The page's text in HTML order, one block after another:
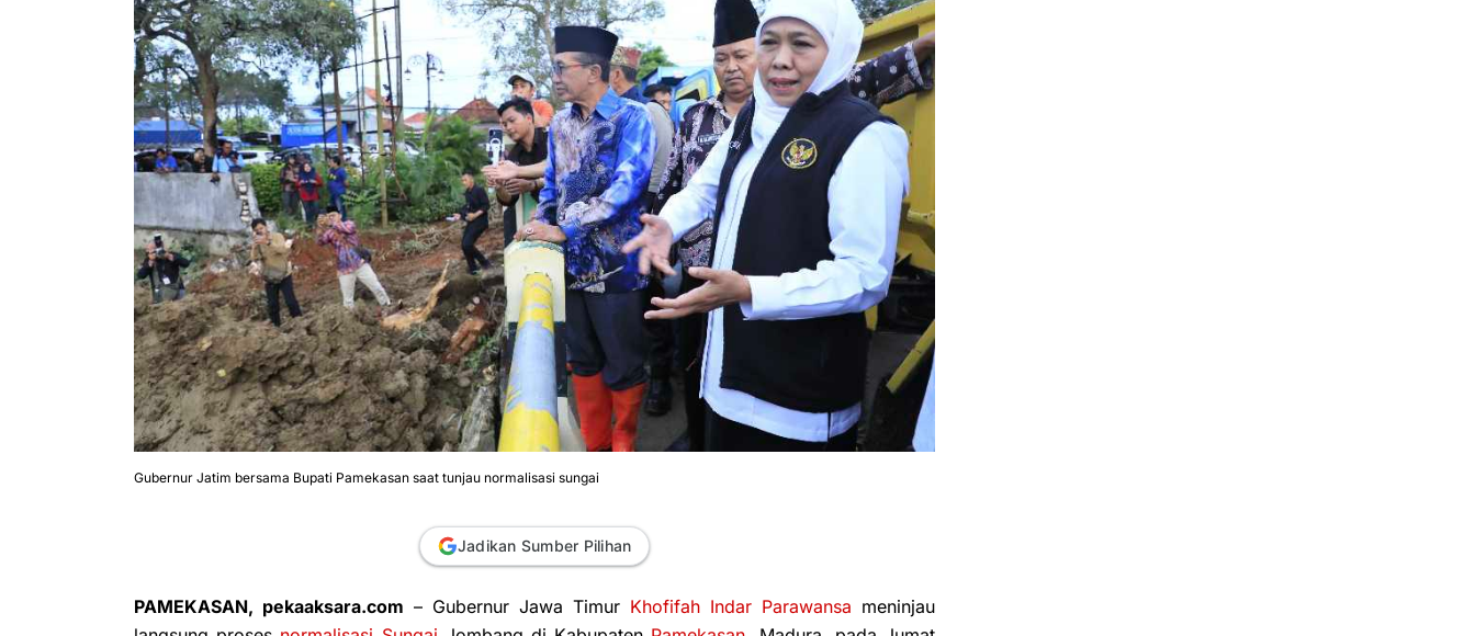
Gubernur Jatim bersama Bupati Pamekasan saat tunjau normalisasi sungai
Jadikan Sumber Pilihan
PAMEKASAN, pekaaksara.com – Gubernur Jawa Timur Khofifah Indar Parawansa meninjau